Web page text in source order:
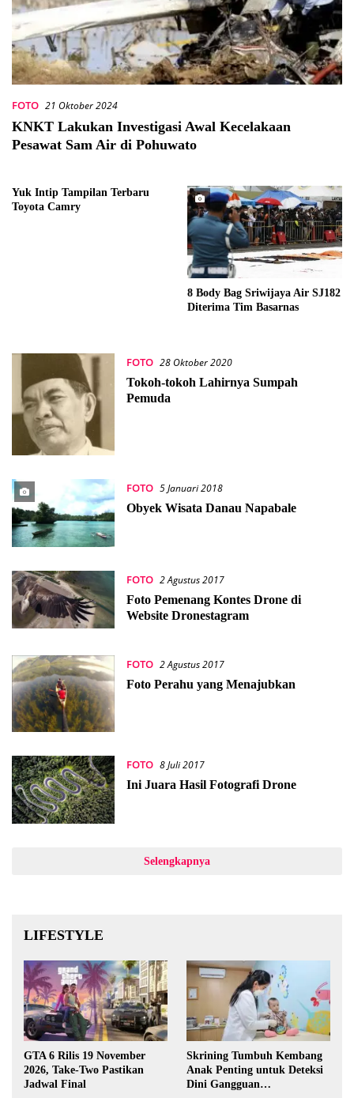
FOTO 21 Oktober 2024
KNKT Lakukan Investigasi Awal Kecelakaan
Pesawat Sam Air di Pohuwato
Yuk Intip Tampilan Terbaru
Toyota Camry
8 Body Bag Sriwijaya Air SJ182
Diterima Tim Basarnas
FOTO 28 Oktober 2020
Tokoh-tokoh Lahirnya Sumpah
Pemuda
FOTO 5 Januari 2018
Obyek Wisata Danau Napabale
FOTO 2 Agustus 2017
Foto Pemenang Kontes Drone di
Website Dronestagram
FOTO 2 Agustus 2017
Foto Perahu yang Menajubkan
FOTO 8 Juli 2017
Ini Juara Hasil Fotografi Drone
Selengkapnya
LIFESTYLE
GTA 6 Rilis 19 November
2026, Take-Two Pastikan
Jadwal Final
Skrining Tumbuh Kembang
Anak Penting untuk Deteksi
Dini Gangguan